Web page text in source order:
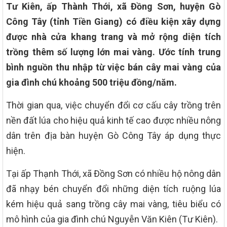
Tư Kiên, ấp Thành Thới, xã Đồng Sơn, huyện Gò
Công Tây (tỉnh Tiền Giang) có điều kiện xây dựng
được nhà cửa khang trang và mở rộng diện tích
trồng thêm số lượng lớn mai vàng. Ước tính trung
bình nguồn thu nhập từ việc bán cây mai vàng của
gia đình chú khoảng 500 triệu đồng/năm.
Thời gian qua, việc chuyển đổi cơ cấu cây trồng trên
nền đất lúa cho hiệu quả kinh tế cao được nhiều nông
dân trên địa bàn huyện Gò Công Tây áp dụng thực
hiện.
Tại ấp Thạnh Thới, xã Đồng Sơn có nhiều hộ nông dân
đã nhạy bén chuyển đổi những diện tích ruộng lúa
kém hiệu quả sang trồng cây mai vàng, tiêu biểu có
mô hình của gia đình chú Nguyễn Văn Kiên (Tư Kiên).